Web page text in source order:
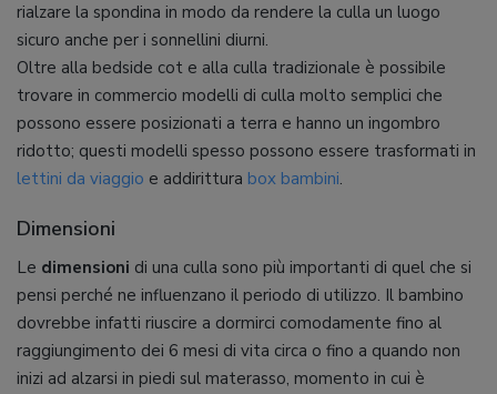
rialzare la spondina in modo da rendere la culla un luogo
sicuro anche per i sonnellini diurni.
Oltre alla bedside cot e alla culla tradizionale è possibile
trovare in commercio modelli di culla molto semplici che
possono essere posizionati a terra e hanno un ingombro
ridotto; questi modelli spesso possono essere trasformati in
lettini da viaggio e addirittura box bambini.
Dimensioni
Le dimensioni di una culla sono più importanti di quel che si
pensi perché ne influenzano il periodo di utilizzo. Il bambino
dovrebbe infatti riuscire a dormirci comodamente fino al
raggiungimento dei 6 mesi di vita circa o fino a quando non
inizi ad alzarsi in piedi sul materasso, momento in cui è